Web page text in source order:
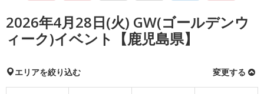
2026年4月28日(火) GW(ゴールデンウ
ィーク)イベント【鹿児島県】
エリアを絞り込む 変更する